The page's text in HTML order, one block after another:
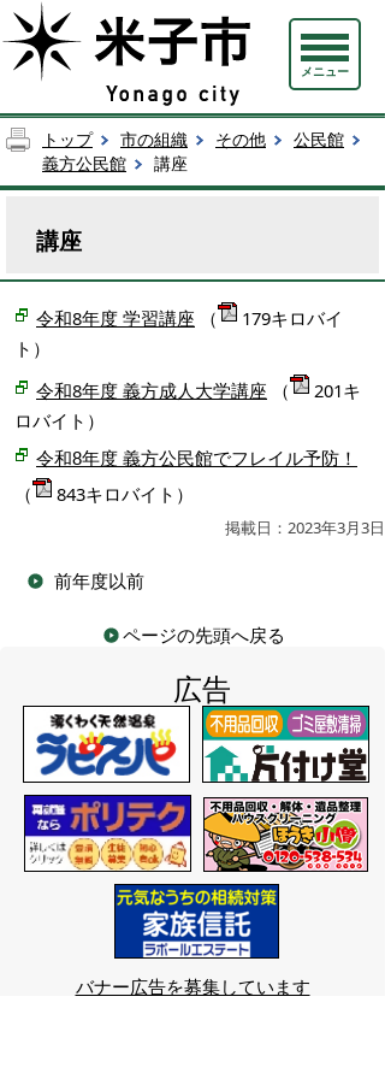
メニュー
トップ 市の組織 その他
公民館
義方公民館
講座
講座
令和8年度 学習講座 （
179キロバイ
ト）
令和8年度 義方成人大学講座 （
201キ
ロバイト）
令和8年度 義方公民館でフレイル予防！
（ 843キロバイト）
掲載日：2023年3月3日
前年度以前
ページの先頭へ戻る
広告
バナー広告を募集しています